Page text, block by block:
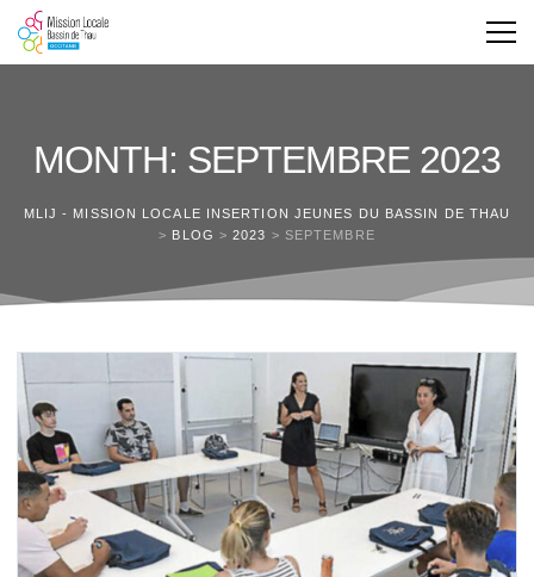
MONTH: SEPTEMBRE 2023
MLIJ - MISSION LOCALE INSERTION JEUNES DU BASSIN DE THAU
> BLOG >2023 > SEPTEMBRE